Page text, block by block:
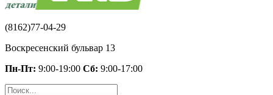
(8162)77-04-29
Воскресенский бульвар 13
Пн-Пт: 9:00-19:00 Сб: 9:00-17:00